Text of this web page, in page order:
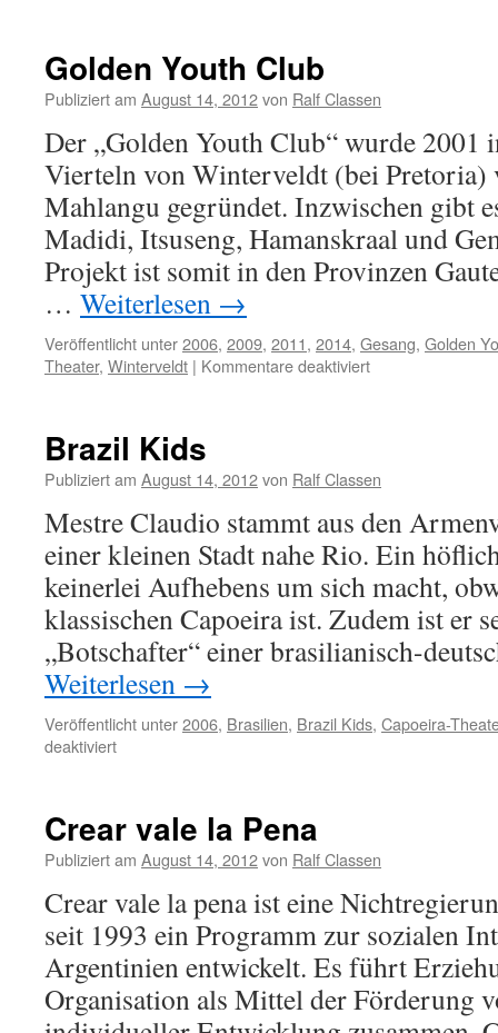
Golden Youth Club
Publiziert am August 14, 2012von Ralf Classen
Der „Golden Youth Club“ wurde 2001
Vierteln von Winterveldt (bei Pretoria)
Mahlangu gegründet. Inzwischen gibt
Madidi, Itsuseng, Hamanskraal und
Projekt ist somit in den Provinzen
… Weiterlesen →
Veröffentlicht unter2006, 2009, 2011, 2014, Gesang, Golden
Theater, Winterveldt | Kommentare deaktiviertfür
Brazil Kids
Publiziert am August 14, 2012von Ralf Classen
Mestre Claudio stammt aus den
einer kleinen Stadt nahe Rio. Ein
keinerlei Aufhebens um sich macht,
klassischen Capoeira ist. Zudem ist er
„Botschafter“ einer brasilianisch-
Weiterlesen →
Veröffentlicht unter2006, Brasilien, Brazil Kids, Capoeira-
deaktiviertfür
Crear vale la Pena
Publiziert am August 14, 2012von Ralf Classen
Crear vale la pena ist eine
seit 1993 ein Programm zur sozialen
Argentinien entwickelt. Es führt
Organisation als Mittel der Förderung